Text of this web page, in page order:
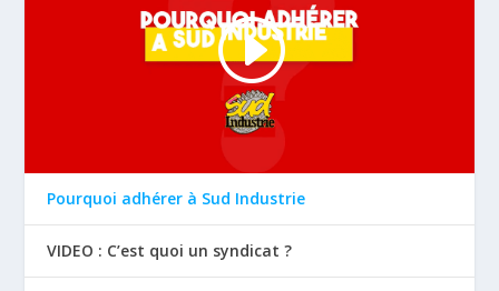
Pourquoi adhérer à Sud Industrie
VIDEO : C’est quoi un syndicat ?